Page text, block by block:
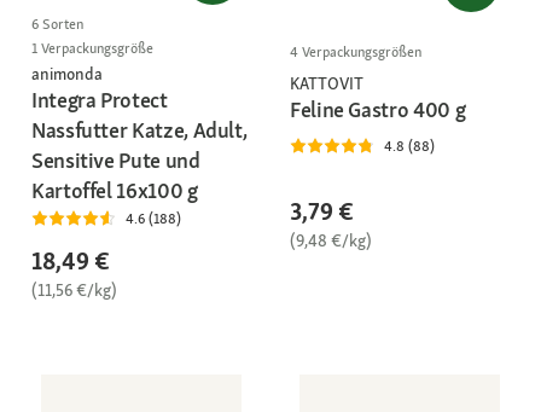
6 Sorten
1 Verpackungsgröße
animonda
Integra Protect
Nassfutter Katze, Adult,
Sensitive Pute und
Kartoffel 16x100 g
4.6 (188)
18,49 €
(11,56 €/kg)
4 Verpackungsgrößen
KATTOVIT
Feline Gastro 400 g
4.8 (88)
3,79 €
(9,48 €/kg)